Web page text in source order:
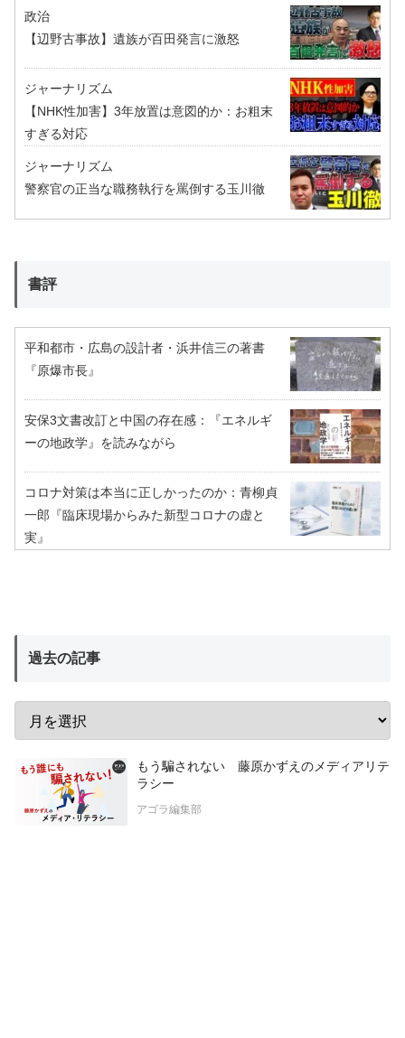
政治
【辺野古事故】遺族が百田発言に激怒
ジャーナリズム
【NHK性加害】3年放置は意図的か：お粗末
すぎる対応
ジャーナリズム
警察官の正当な職務執行を罵倒する玉川徹
書評
平和都市・広島の設計者・浜井信三の著書
『原爆市長』
安保3文書改訂と中国の存在感：『エネルギ
ーの地政学』を読みながら
コロナ対策は本当に正しかったのか：青柳貞
一郎『臨床現場からみた新型コロナの虚と
実』
過去の記事
もう騙されない 藤原かずえのメディアリテ
ラシー
アゴラ編集部